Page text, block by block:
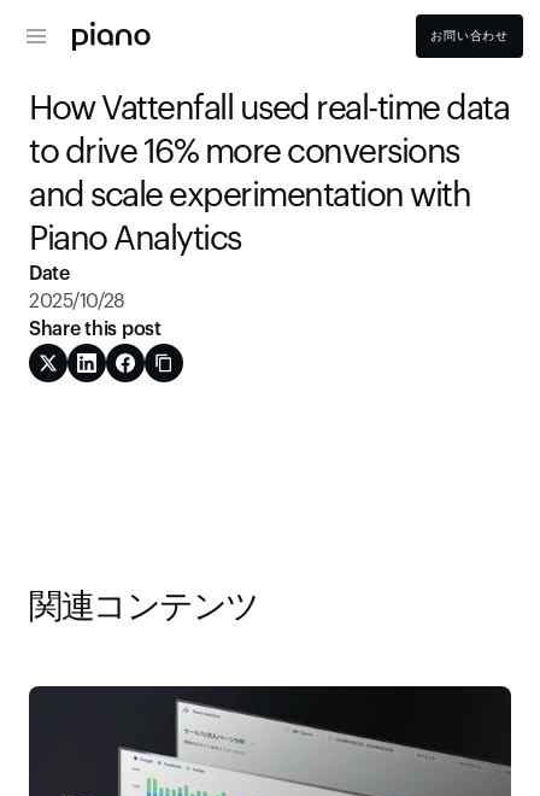
お問い合わせ
How Vattenfall used real-time data
to drive 16% more conversions
and scale experimentation with
Piano Analytics
Date
2025/10/28
Share this post
関連コンテンツ